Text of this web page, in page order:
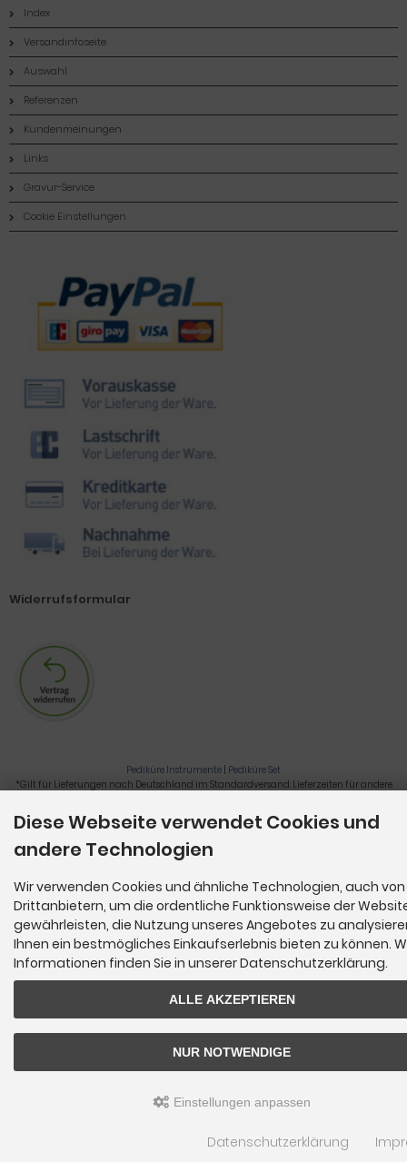
Index
Versandinfoseite
Auswahl
Referenzen
Kundenmeinungen
Links
Gravur-Service
Cookie Einstellungen
Zahlungsmethoden
Widerrufsformular
Pediküre Instrumente | Pediküre Set
*Gilt für Lieferungen nach Deutschland im Standardversand. Lieferzeiten für andere
Nagelzange, Podologie, Pediküre, Fußpflegegeräte, Nagelfräser © 2026
Diese Webseite verwendet Cookies und
andere Technologien
Wir verwenden Cookies und ähnliche Technologien, auch von
Drittanbietern, um die ordentliche Funktionsweise der
gewährleisten, die Nutzung unseres Angebotes zu
Ihnen ein bestmögliches Einkaufserlebnis bieten zu können.
Informationen finden Sie in unserer Datenschutzerklärung.
ALLE AKZEPTIEREN
NUR NOTWENDIGE
Einstellungen anpassen
Datenschutzerklärung